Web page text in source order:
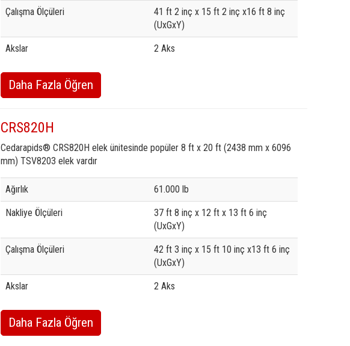
Çalışma Ölçüleri
41 ft 2 inç x 15 ft 2 inç x16 ft 8 inç
(UxGxY)
Akslar 2 Aks
Daha Fazla Öğren
CRS820H
Cedarapids® CRS820H elek ünitesinde popüler 8 ft x 20 ft (2438 mm x 6096
mm) TSV8203 elek vardır
Specification
Ağırlık 61.000 lb
Nakliye Ölçüleri
37 ft 8 inç x 12 ft x 13 ft 6 inç
(UxGxY)
Çalışma Ölçüleri
42 ft 3 inç x 15 ft 10 inç x13 ft 6 inç
(UxGxY)
Akslar 2 Aks
Daha Fazla Öğren